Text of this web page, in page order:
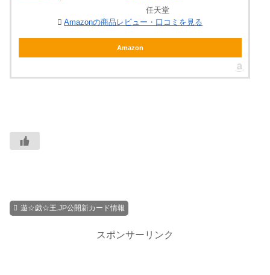
任天堂
Amazonの商品レビュー・口コミを見る
Amazon
遊☆戯☆王.JP公開新カード情報
スポンサーリンク